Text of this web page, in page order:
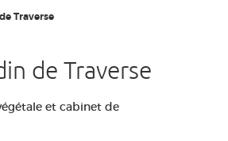
Traverse
de Traverse
et cabinet de